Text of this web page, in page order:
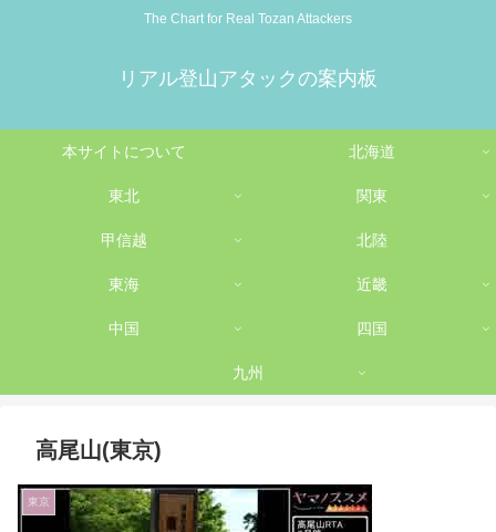
The Chart for Real Tozan Attackers
リアル登山アタックの案内板
本サイトについて 北海道
東北 関東
甲信越 北陸
東海 近畿
中国 四国
九州
高尾山(東京)
東京